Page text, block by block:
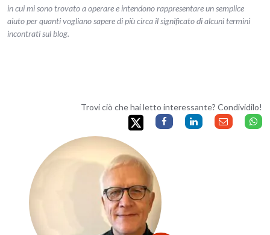
in cui mi sono trovato a operare e intendono rappresentare un semplice
aiuto per quanti vogliano sapere di più circa il significato di alcuni termini
incontrati sul blog.
Trovi ciò che hai letto interessante? Condividilo!